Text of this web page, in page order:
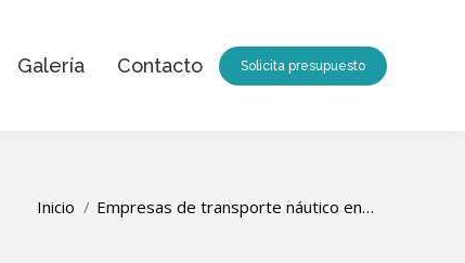
Galería Contacto Solicita presupuesto
Estás aquí:
Inicio Empresas de transporte náutico en…